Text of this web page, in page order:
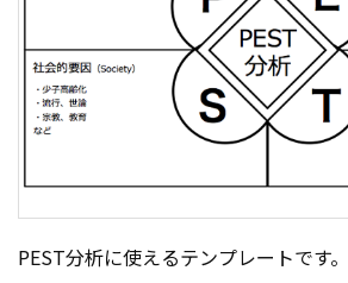
PEST分析に使えるテンプレートです。